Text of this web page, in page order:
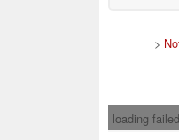
>
loading